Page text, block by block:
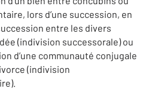
lors d’une succession, en
entre les divers
(indivision successorale) ou
d’une communauté conjugale
(indivision